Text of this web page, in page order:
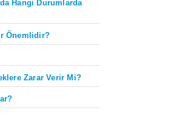
Hangi Durumlarda
Önemlidir?
Zarar Verir Mi?